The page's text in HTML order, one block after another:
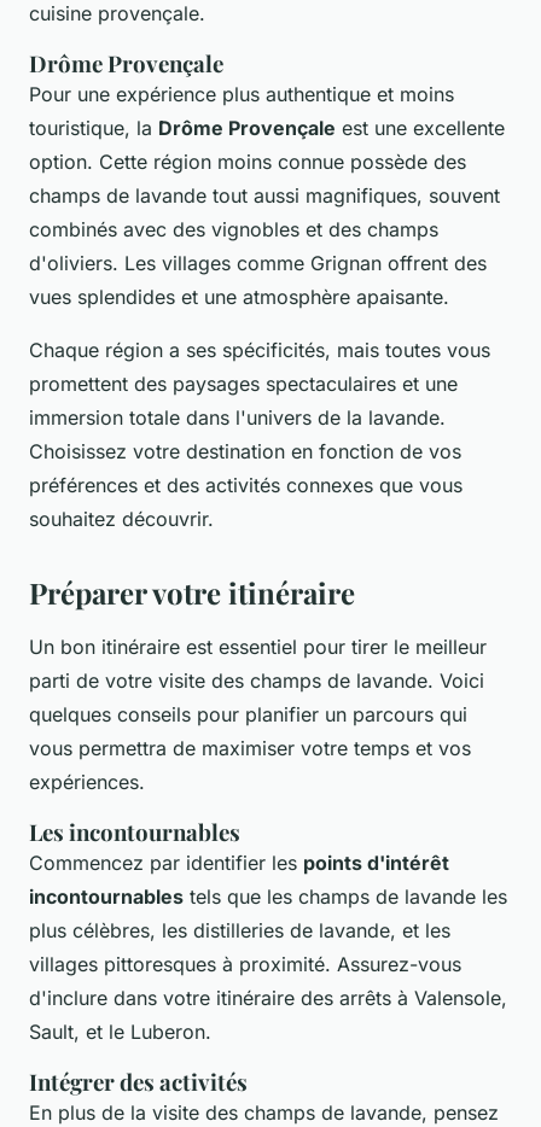
cuisine provençale.
Drôme Provençale
Pour une expérience plus authentique et moins
touristique, la Drôme Provençale est une excellente
option. Cette région moins connue possède des
champs de lavande tout aussi magnifiques, souvent
combinés avec des vignobles et des champs
d'oliviers. Les villages comme Grignan offrent des
vues splendides et une atmosphère apaisante.
Chaque région a ses spécificités, mais toutes vous
promettent des paysages spectaculaires et une
immersion totale dans l'univers de la lavande.
Choisissez votre destination en fonction de vos
préférences et des activités connexes que vous
souhaitez découvrir.
Préparer votre itinéraire
Un bon itinéraire est essentiel pour tirer le meilleur
parti de votre visite des champs de lavande. Voici
quelques conseils pour planifier un parcours qui
vous permettra de maximiser votre temps et vos
expériences.
Les incontournables
Commencez par identifier les points d'intérêt
incontournables tels que les champs de lavande les
plus célèbres, les distilleries de lavande, et les
villages pittoresques à proximité. Assurez-vous
d'inclure dans votre itinéraire des arrêts à Valensole,
Sault, et le Luberon.
Intégrer des activités
En plus de la visite des champs de lavande, pensez